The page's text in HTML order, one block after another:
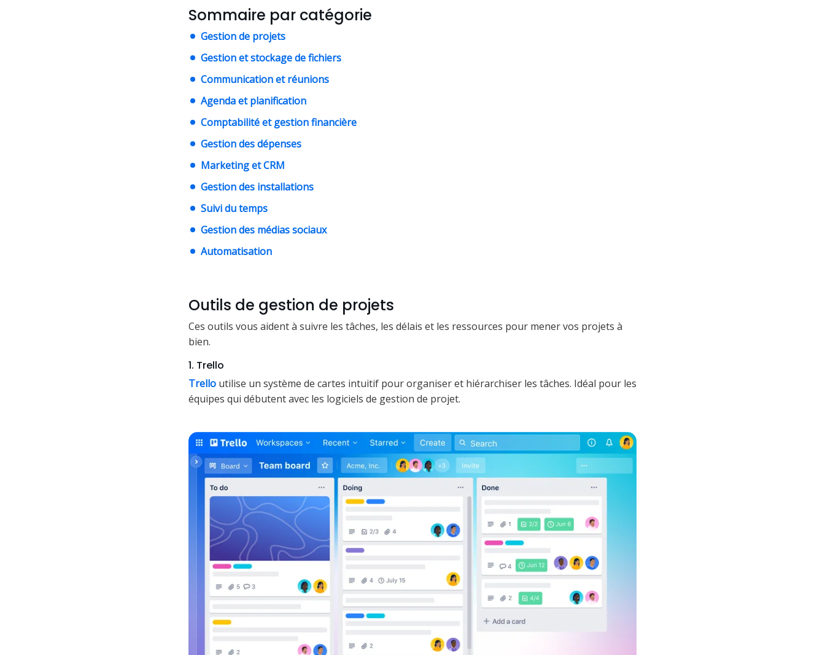
Sommaire par catégorie
Gestion de projets
Gestion et stockage de fichiers
Communication et réunions
Agenda et planification
Comptabilité et gestion financière
Gestion des dépenses
Marketing et CRM
Gestion des installations
Suivi du temps
Gestion des médias sociaux
Automatisation
Outils de gestion de projets
Ces outils vous aident à suivre les tâches, les délais et les ressources pour mener vos projets à
bien.
1. Trello
Trello utilise un système de cartes intuitif pour organiser et hiérarchiser les tâches. Idéal pour les
équipes qui débutent avec les logiciels de gestion de projet.